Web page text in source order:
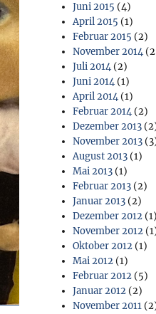
Juni 2015 (4)
April 2015 (1)
Februar 2015 (2)
November 2014
Juli 2014 (2)
Juni 2014 (1)
April 2014 (1)
Februar 2014 (2)
Dezember 2013
November 2013
August 2013 (1)
Mai 2013 (1)
Februar 2013 (2)
Januar 2013 (2)
Dezember 2012 (1)
November 2012
Oktober 2012 (1)
Mai 2012 (1)
Februar 2012 (5)
Januar 2012 (2)
November 2011